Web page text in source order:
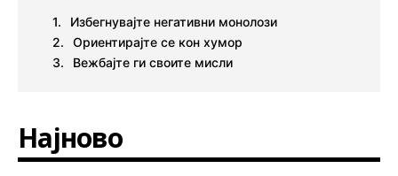
Избегнувајте негативни монолози
Ориентирајте се кон хумор
Вежбајте ги своите мисли
Најново